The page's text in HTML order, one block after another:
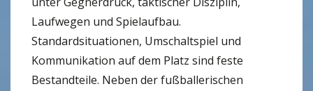
Laufwegen und Spielaufbau.
Standardsituationen, Umschaltspiel und
Kommunikation auf dem Platz sind feste
Bestandteile. Neben der fußballerischen